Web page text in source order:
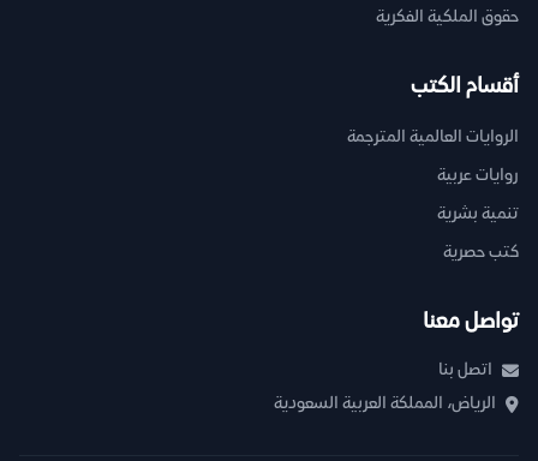
حقوق الملكية الفكرية
أقسام الكتب
الروايات العالمية المترجمة
روايات عربية
تنمية بشرية
كتب حصرية
تواصل معنا
اتصل بنا
الرياض، المملكة العربية السعودية